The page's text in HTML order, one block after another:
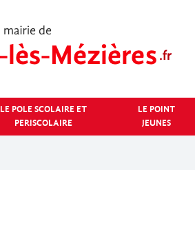
LE POLE SCOLAIRE ET
PERISCOLAIRE
LE POINT
JEUNES